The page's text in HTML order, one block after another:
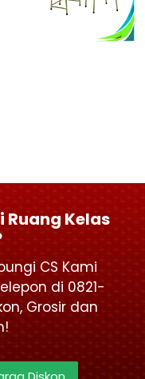
Kelas
CS Kami
di 0821-
Grosir dan